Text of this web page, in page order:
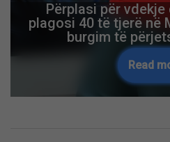
Situata në Kuvend
e Kurtit, Ardian Gjini
për media në
Read